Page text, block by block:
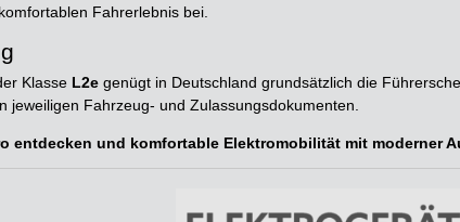
Fahrerlebnis bei.
Klasse L2e genügt in Deutschland grundsätzlich die
jeweiligen Fahrzeug- und Zulassungsdokumenten.
entdecken und komfortable Elektromobilität mit moderner